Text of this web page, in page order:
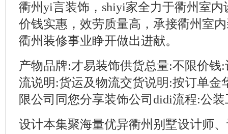
衢州yi言装饰，shiyi家全力于衢州室
价钱实惠，效劳质量高，承接衢州室
衢州装修事业睁开做出进献。
产物品牌:才易装饰供货总量:不限价钱
流说明:货运及物流交货说明:按订单金
限公司同您分享装饰公司didi流程:公装
设计本集聚海量优异衢州别墅设计师